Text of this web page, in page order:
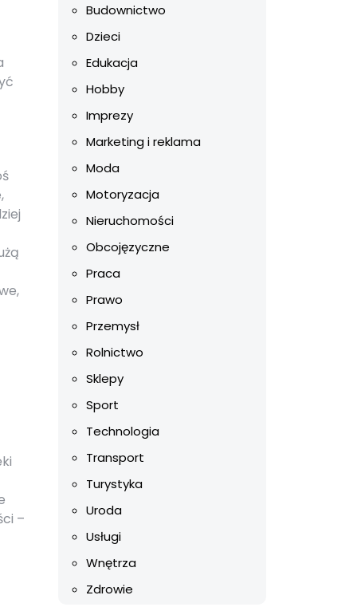
–
Budownictwo
Dzieci
Edukacja
Hobby
Imprezy
Marketing i reklama
Moda
Motoryzacja
Nieruchomości
Obcojęzyczne
Praca
Prawo
Przemysł
Rolnictwo
Sklepy
Sport
Technologia
Transport
Turystyka
Uroda
Usługi
Wnętrza
Zdrowie